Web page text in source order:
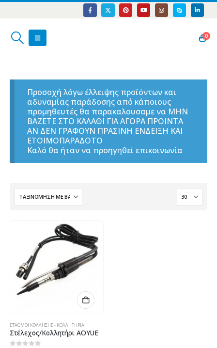
0
Προσοχή λόγω έλλειψης προϊόντων και
αδυναμίας παράδοσης από κάποιους
προμηθευτές θα παρακαλουσαμε να ΜΗΝ
ΒΑΖΕΤΕ ΣΤΟ ΚΑΛΑΘΙ ΓΙΑ ΑΓΟΡΑ ΠΡΟΙΝΤΑ
ΑΝ ΔΕΝ ΓΡΑΦΟΥΝ ΠΡΑΣΙΝΗ ΕΝΔΕΙΞΗ ΚΑΙ
ΕΤΟΙΜΟΠΑΡΑΔΟΤΟ
Καλό θα ήταν να προηγηθεί επικοινωνία
ΣΤΑΘΜΟΊ ΚΌΛΛΗΣΗΣ - ΚΟΛΛΗΤΉΡΙΑ
Στέλεχος/Κολλητήρι AOYUE